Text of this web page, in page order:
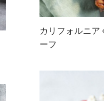
フはいかが？
かりした食べ
ーティーに作
カリフォルニア
ーフ